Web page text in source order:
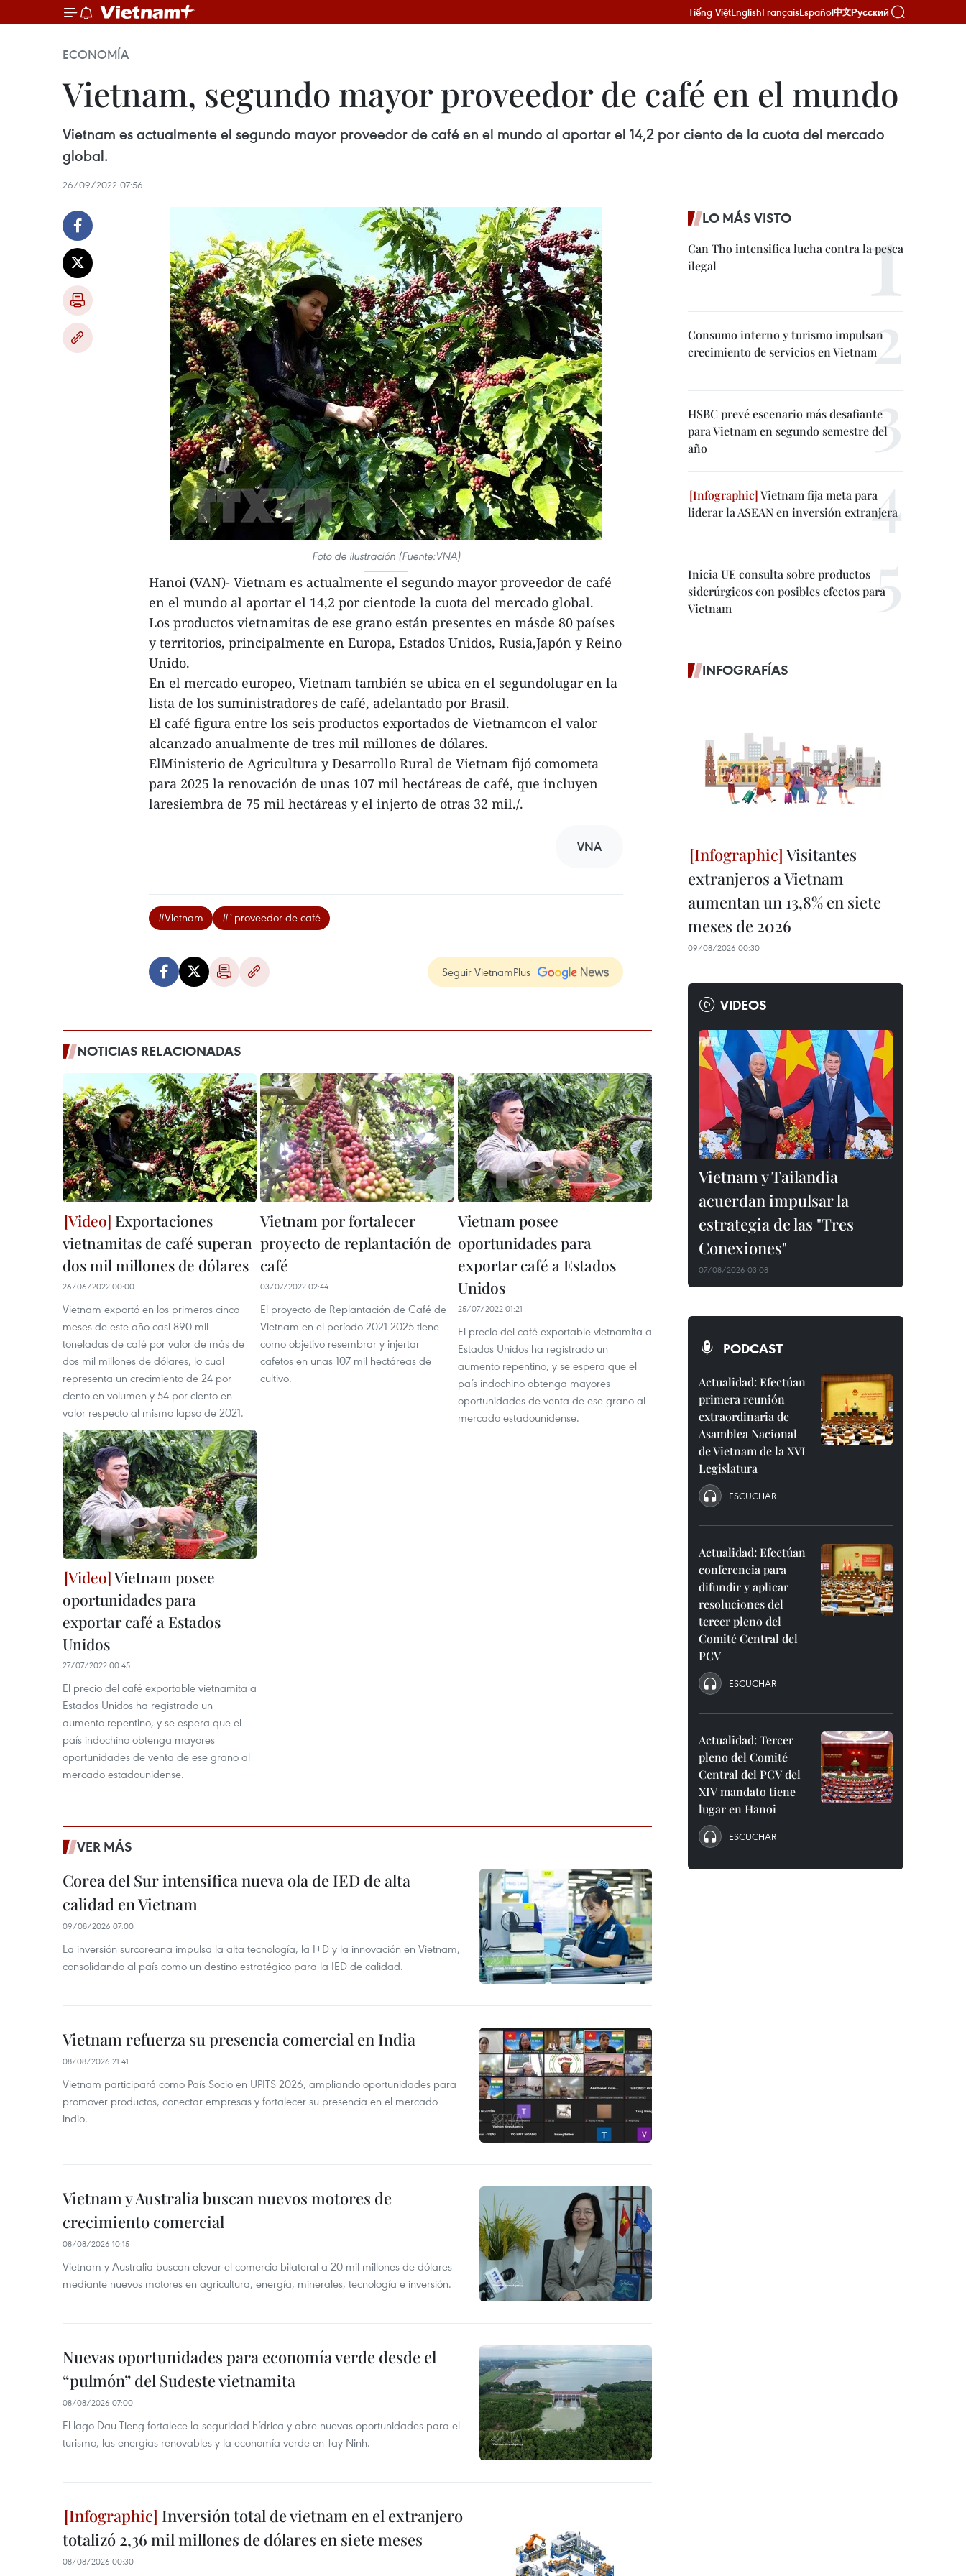
Tiếng ViệtEnglishFrançaisEspañol中文Русский
ECONOMÍA
Vietnam, segundo mayor proveedor de café en el mundo
Vietnam es actualmente el segundo mayor proveedor de café en el mundo al aportar el 14,2 por ciento de la cuota del mercado
global.
26/09/2022 07:56
Foto de ilustración (Fuente:VNA)
Hanoi (VAN)- Vietnam es actualmente el segundo mayor proveedor de café
en el mundo al aportar el 14,2 por cientode la cuota del mercado global.
Los productos vietnamitas de ese grano están presentes en másde 80 países
y territorios, principalmente en Europa, Estados Unidos, Rusia,Japón y Reino
Unido.
En el mercado europeo, Vietnam también se ubica en el segundolugar en la
lista de los suministradores de café, adelantado por Brasil.
El café figura entre los seis productos exportados de Vietnamcon el valor
alcanzado anualmente de tres mil millones de dólares.
ElMinisterio de Agricultura y Desarrollo Rural de Vietnam fijó comometa
para 2025 la renovación de unas 107 mil hectáreas de café, que incluyen
laresiembra de 75 mil hectáreas y el injerto de otras 32 mil./.
VNA
#Vietnam #`proveedor de café
Seguir VietnamPlus
NOTICIAS RELACIONADAS
Exportaciones
vietnamitas de café superan
dos mil millones de dólares
26/06/2022 00:00
Vietnam exportó en los primeros cinco
meses de este año casi 890 mil
toneladas de café por valor de más de
dos mil millones de dólares, lo cual
representa un crecimiento de 24 por
ciento en volumen y 54 por ciento en
valor respecto al mismo lapso de 2021.
Vietnam por fortalecer
proyecto de replantación de
café
03/07/2022 02:44
El proyecto de Replantación de Café de
Vietnam en el período 2021-2025 tiene
como objetivo resembrar y injertar
cafetos en unas 107 mil hectáreas de
cultivo.
Vietnam posee
oportunidades para
exportar café a Estados
Unidos
25/07/2022 01:21
El precio del café exportable vietnamita a
Estados Unidos ha registrado un
aumento repentino, y se espera que el
país indochino obtenga mayores
oportunidades de venta de ese grano al
mercado estadounidense.
Vietnam posee
oportunidades para
exportar café a Estados
Unidos
27/07/2022 00:45
El precio del café exportable vietnamita a
Estados Unidos ha registrado un
aumento repentino, y se espera que el
país indochino obtenga mayores
oportunidades de venta de ese grano al
mercado estadounidense.
VER MÁS
Corea del Sur intensifica nueva ola de IED de alta
calidad en Vietnam
09/08/2026 07:00
La inversión surcoreana impulsa la alta tecnología, la I+D y la innovación en Vietnam,
consolidando al país como un destino estratégico para la IED de calidad.
Vietnam refuerza su presencia comercial en India
08/08/2026 21:41
Vietnam participará como País Socio en UPITS 2026, ampliando oportunidades para
promover productos, conectar empresas y fortalecer su presencia en el mercado
indio.
Vietnam y Australia buscan nuevos motores de
crecimiento comercial
08/08/2026 10:15
Vietnam y Australia buscan elevar el comercio bilateral a 20 mil millones de dólares
mediante nuevos motores en agricultura, energía, minerales, tecnología e inversión.
Nuevas oportunidades para economía verde desde el
“pulmón” del Sudeste vietnamita
08/08/2026 07:00
El lago Dau Tieng fortalece la seguridad hídrica y abre nuevas oportunidades para el
turismo, las energías renovables y la economía verde en Tay Ninh.
Inversión total de vietnam en el extranjero
totalizó 2,36 mil millones de dólares en siete meses
08/08/2026 00:30
LO MÁS VISTO
Can Tho intensifica lucha contra la pesca
ilegal
Consumo interno y turismo impulsan
crecimiento de servicios en Vietnam
HSBC prevé escenario más desafiante
para Vietnam en segundo semestre del
año
Vietnam fija meta para
liderar la ASEAN en inversión extranjera
Inicia UE consulta sobre productos
siderúrgicos con posibles efectos para
Vietnam
INFOGRAFÍAS
Visitantes
extranjeros a Vietnam
aumentan un 13,8% en siete
meses de 2026
09/08/2026 00:30
VIDEOS
Vietnam y Tailandia
acuerdan impulsar la
estrategia de las "Tres
Conexiones"
07/08/2026 03:08
PODCAST
Actualidad: Efectúan
primera reunión
extraordinaria de
Asamblea Nacional
de Vietnam de la XVI
Legislatura
ESCUCHAR
Actualidad: Efectúan
conferencia para
difundir y aplicar
resoluciones del
tercer pleno del
Comité Central del
PCV
ESCUCHAR
Actualidad: Tercer
pleno del Comité
Central del PCV del
XIV mandato tiene
lugar en Hanoi
ESCUCHAR